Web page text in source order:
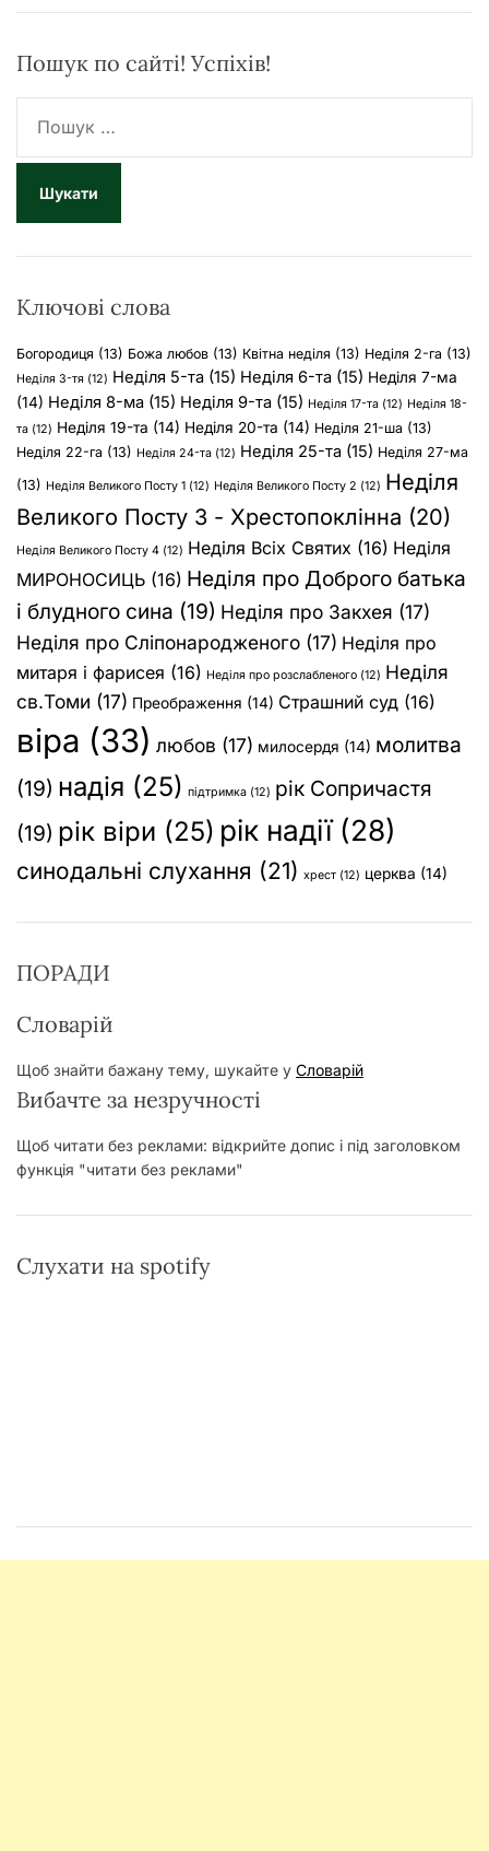
Пошук по сайті! Успіхів!
ш
к
Ключові слова
Богородиця (13) Божа любов (13) Квітна неділя (13) Неділя 2-га (13)
Неділя 3-тя (12) Неділя 5-та (15) Неділя 6-та (15) Неділя 7-ма
(14) Неділя 8-ма (15) Неділя 9-та (15) Неділя 17-та (12) Неділя 18-
та (12) Неділя 19-та (14) Неділя 20-та (14) Неділя 21-ша (13)
Неділя 22-га (13) Неділя 24-та (12) Неділя 25-та (15) Неділя 27-ма
(13) Неділя Великого Посту 1 (12) Неділя Великого Посту 2 (12) Неділя
Великого Посту 3 - Хрестопоклінна (20)
Неділя Великого Посту 4 (12) Неділя Всіх Святих (16) Неділя
МИРОНОСИЦЬ (16) Неділя про Доброго батька
і блудного сина (19) Неділя про Закхея (17)
Неділя про Сліпонародженого (17) Неділя про
митаря і фарисея (16) Неділя про розслабленого (12) Неділя
св.Томи (17) Преображення (14) Страшний суд (16)
віра (33) любов (17) милосердя (14) молитва
(19) надія (25) підтримка (12) рік Сопричастя
(19) рік віри (25) рік надії(28)
синодальні слухання (21) хрест (12) церква (14)
ПОРАДИ
Словарій
Щоб знайти бажану тему, шукайте у Словарій
Вибачте за незручності
Щоб читати без реклами: відкрийте допис і під заголовком
функція "читати без реклами"
Слухати на spotify